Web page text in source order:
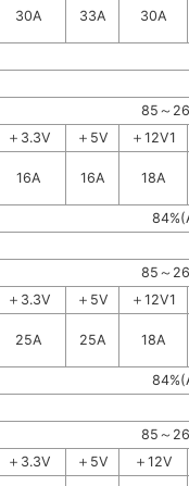
30A
33A
30A
85～
＋3.3V ＋5V
＋12V1
16A
16A
18A
85～
＋3.3V ＋5V
＋12V1
25A
25A
18A
85～
＋3.3V ＋5V
＋12V